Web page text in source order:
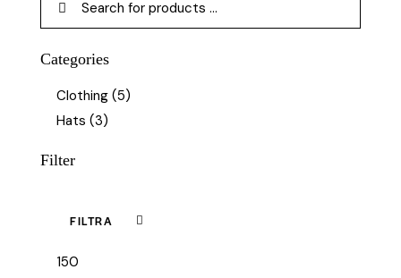
Categories
Clothing (5)
Hats (3)
Filter
FILTRA